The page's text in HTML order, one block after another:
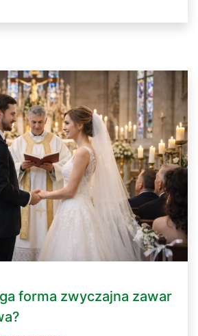
forma zwyczajna zawar